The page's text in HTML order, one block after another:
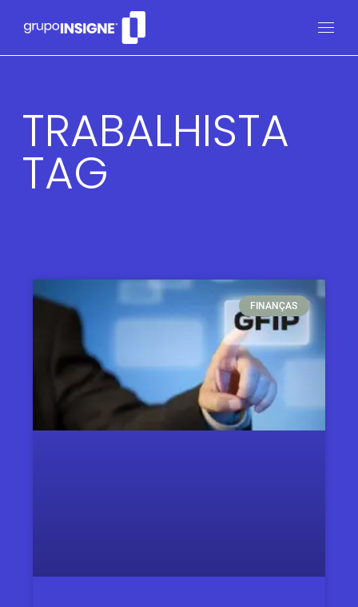
TRABALHISTA
TAG
FINANÇAS​